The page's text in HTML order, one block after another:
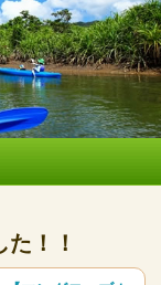
！！